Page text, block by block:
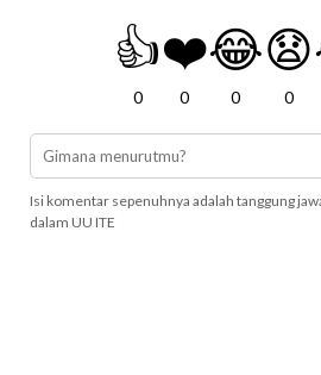
👍
0
❤️
0
😂
0
😧
0
Isi komentar sepenuhnya adalah tanggung
dalam UU ITE